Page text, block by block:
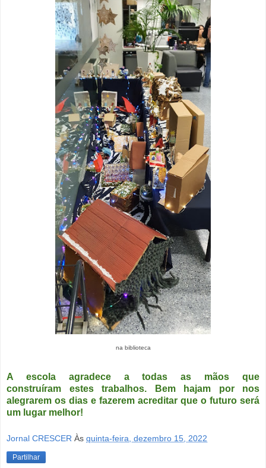
na biblioteca
A escola agradece a todas as mãos que
construíram estes trabalhos. Bem hajam por nos
alegrarem os dias e fazerem acreditar que o futuro será
um lugar melhor!
Jornal CRESCER Às quinta-feira, dezembro 15, 2022
Partilhar